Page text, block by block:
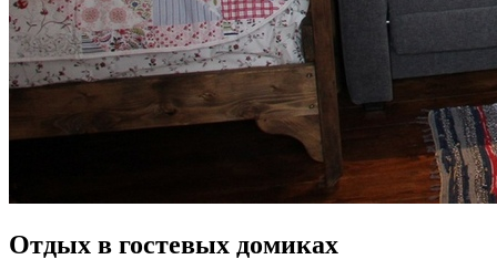
Отдых в гостевых домиках